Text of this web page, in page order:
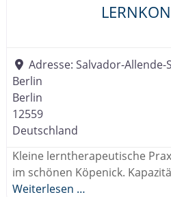
Adresse: Salvador-Allende-
Berlin
Berlin
12559
Deutschland
Kleine lerntherapeutische
im schönen Köpenick.
Weiterlesen …